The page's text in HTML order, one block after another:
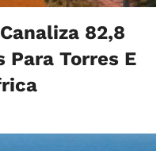
82,8
Para Torres E